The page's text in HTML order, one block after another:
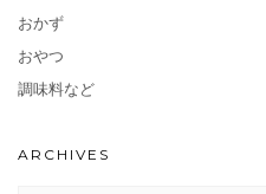
おかず
おやつ
調味料など
ARCHIVES